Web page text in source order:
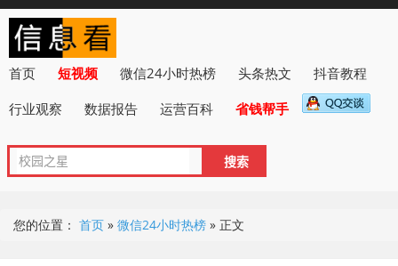
首页 短视频 微信24小时热榜 头条热文
抖音教程
行业观察
数据报告 运营百科 省钱帮手
您的位置： 首页 » 微信24小时热榜 » 正文